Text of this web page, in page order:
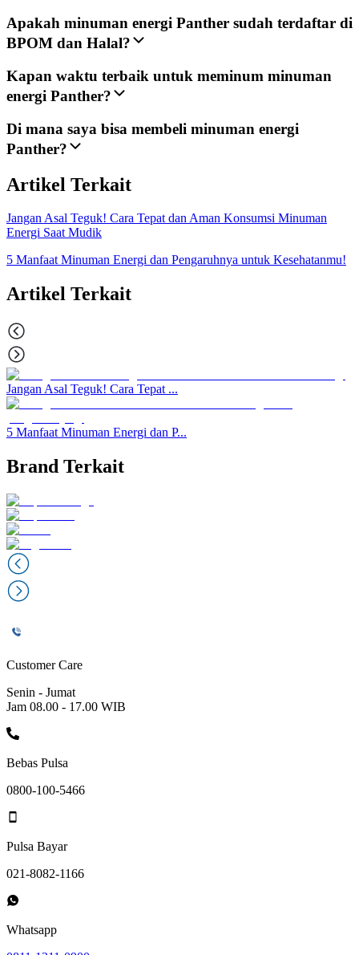
Apakah minuman energi Panther sudah terdaftar di
BPOM dan Halal?
Kapan waktu terbaik untuk meminum minuman
energi Panther?
Di mana saya bisa membeli minuman energi
Panther?
Artikel Terkait
Jangan Asal Teguk! Cara Tepat dan Aman Konsumsi Minuman
Energi Saat Mudik
5 Manfaat Minuman Energi dan Pengaruhnya untuk Kesehatanmu!
Artikel Terkait
Jangan Asal Teguk! Cara Tepat ...
5 Manfaat Minuman Energi dan P...
Brand Terkait
Customer Care
Senin - Jumat
Jam 08.00 - 17.00 WIB
Bebas Pulsa
0800-100-5466
Pulsa Bayar
021-8082-1166
Whatsapp